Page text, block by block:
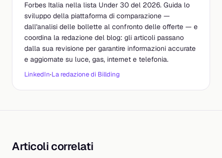
Forbes Italia nella lista Under 30 del 2026. Guida lo
sviluppo della piattaforma di comparazione —
dall'analisi delle bollette al confronto delle offerte — e
coordina la redazione del blog: gli articoli passano
dalla sua revisione per garantire informazioni accurate
e aggiornate su luce, gas, internet e telefonia.
LinkedIn·La redazione di Billding
Articoli correlati